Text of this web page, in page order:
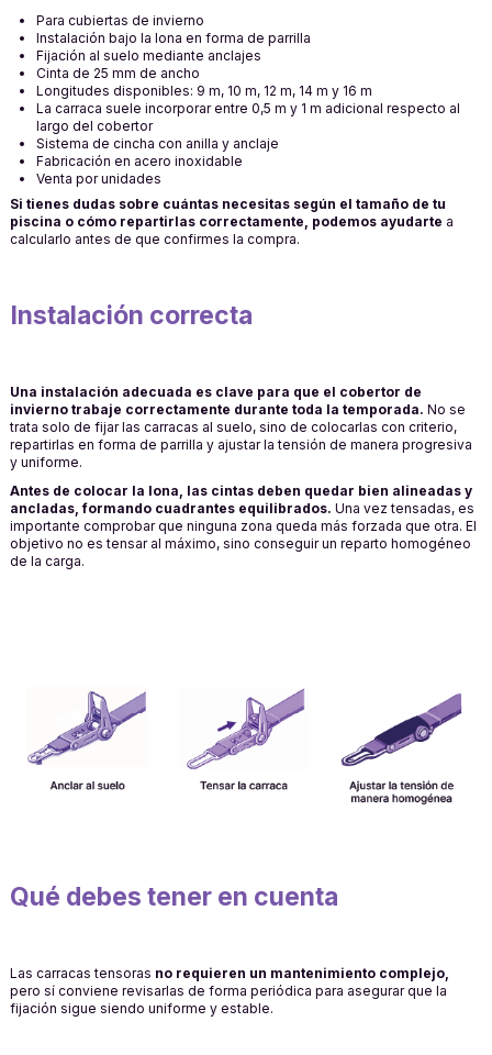
Para cubiertas de invierno
Instalación bajo la lona en forma de parrilla
Fijación al suelo mediante anclajes
Cinta de 25 mm de ancho
Longitudes disponibles: 9 m, 10 m, 12 m, 14 m y 16 m
La carraca suele incorporar entre 0,5 m y 1 m adicional respecto al
largo del cobertor
Sistema de cincha con anilla y anclaje
Fabricación en acero inoxidable
Venta por unidades
Si tienes dudas sobre cuántas necesitas según el tamaño de tu
piscina o cómo repartirlas correctamente, podemos ayudarte a
calcularlo antes de que confirmes la compra.
Instalación correcta
Una instalación adecuada es clave para que el cobertor de
invierno trabaje correctamente durante toda la temporada. No se
trata solo de fijar las carracas al suelo, sino de colocarlas con criterio,
repartirlas en forma de parrilla y ajustar la tensión de manera progresiva
y uniforme.
Antes de colocar la lona, las cintas deben quedar bien alineadas y
ancladas, formando cuadrantes equilibrados. Una vez tensadas, es
importante comprobar que ninguna zona queda más forzada que otra. El
objetivo no es tensar al máximo, sino conseguir un reparto homogéneo
de la carga.
Qué debes tener en cuenta
Las carracas tensoras no requieren un mantenimiento complejo,
pero sí conviene revisarlas de forma periódica para asegurar que la
fijación sigue siendo uniforme y estable.